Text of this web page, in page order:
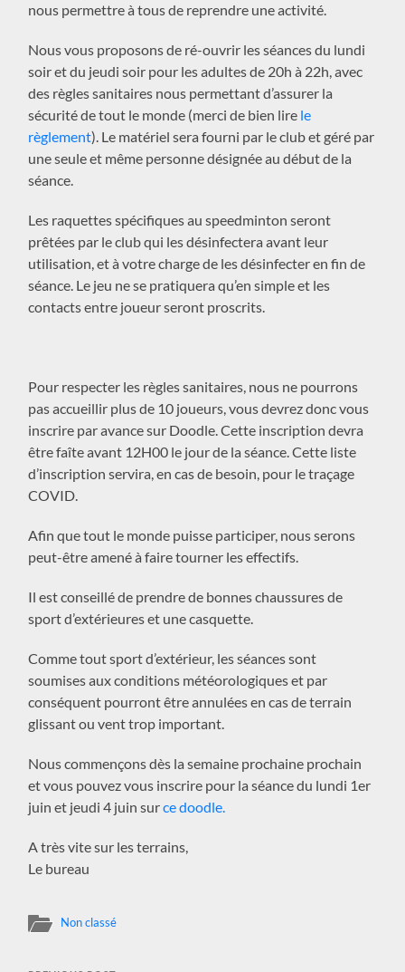
nous permettre à tous de reprendre une activité.
Nous vous proposons de ré-ouvrir les séances du lundi
soir et du jeudi soir pour les adultes de 20h à 22h, avec
des règles sanitaires nous permettant d’assurer la
sécurité de tout le monde (merci de bien lire le
règlement). Le matériel sera fourni par le club et géré par
une seule et même personne désignée au début de la
séance.
Les raquettes spécifiques au speedminton seront
prêtées par le club qui les désinfectera avant leur
utilisation, et à votre charge de les désinfecter en fin de
séance. Le jeu ne se pratiquera qu’en simple et les
contacts entre joueur seront proscrits.
Pour respecter les règles sanitaires, nous ne pourrons
pas accueillir plus de 10 joueurs, vous devrez donc vous
inscrire par avance sur Doodle. Cette inscription devra
être faîte avant 12H00 le jour de la séance. Cette liste
d’inscription servira, en cas de besoin, pour le traçage
COVID.
Afin que tout le monde puisse participer, nous serons
peut-être amené à faire tourner les effectifs.
Il est conseillé de prendre de bonnes chaussures de
sport d’extérieures et une casquette.
Comme tout sport d’extérieur, les séances sont
soumises aux conditions météorologiques et par
conséquent pourront être annulées en cas de terrain
glissant ou vent trop important.
Nous commençons dès la semaine prochaine prochain
et vous pouvez vous inscrire pour la séance du lundi 1er
juin et jeudi 4 juin surce doodle.
A très vite sur les terrains,
Le bureau
Non classé